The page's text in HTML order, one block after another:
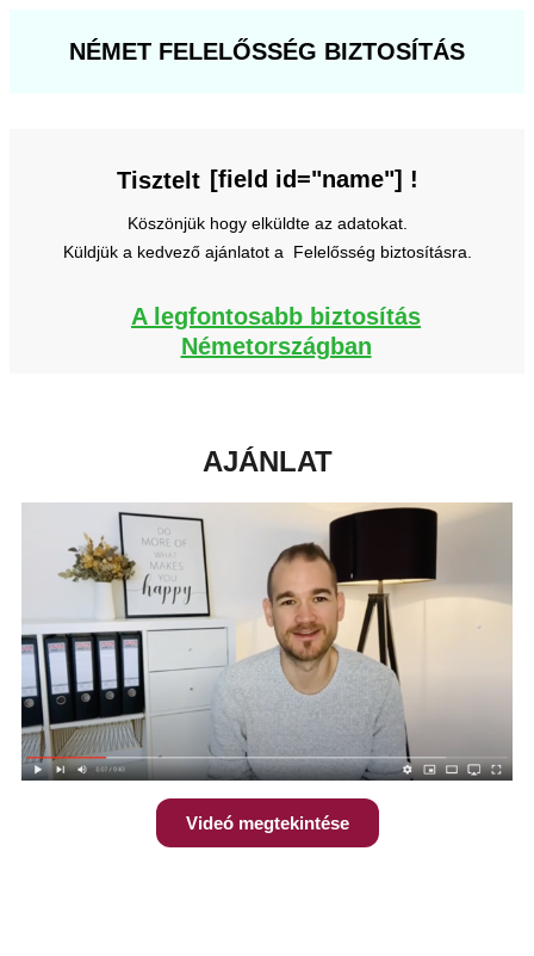
NÉMET FELELŐSSÉG BIZTOSÍTÁS
Tisztelt [field id="name"] !
Köszönjük hogy elküldte az adatokat.
Küldjük a kedvező ajánlatot a Felelősség biztosításra.
A legfontosabb biztosítás
Németországban
AJÁNLAT
Videó megtekintése